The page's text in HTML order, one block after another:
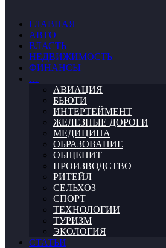
ГЛАВНАЯ
АВТО
ВЛАСТЬ
НЕДВИЖИМОСТЬ
ФИНАНСЫ
…
АВИАЦИЯ
БЬЮТИ
ИНТЕРТЕЙМЕНТ
ЖЕЛЕЗНЫЕ ДОРОГИ
МЕДИЦИНА
ОБРАЗОВАНИЕ
ОБЩЕПИТ
ПРОИЗВОДСТВО
РИТЕЙЛ
СЕЛЬХОЗ
СПОРТ
ТЕХНОЛОГИИ
ТУРИЗМ
ЭКОЛОГИЯ
СТАТЬИ